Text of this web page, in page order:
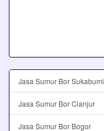
Jasa Sumur Bor Sukabumi
Jasa Sumur Bor Cianjur
Jasa Sumur Bor Bogor